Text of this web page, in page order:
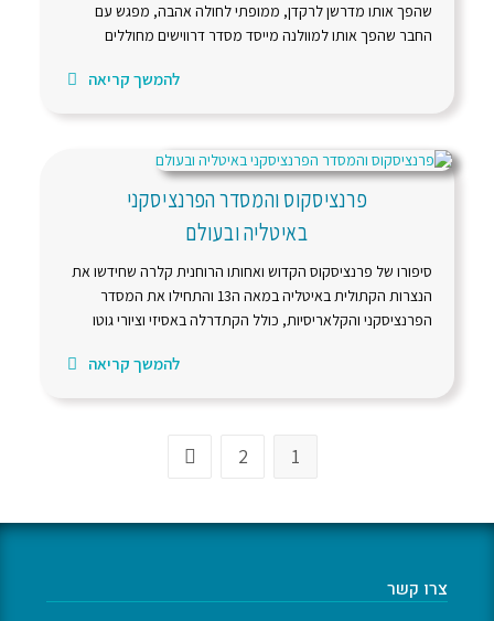
שהפך אותו מדרשן לרקדן, ממופתי לחולה אהבה, מפגש עם
החבר שהפך אותו למוולנה מייסד מסדר דרווישים מחוללים
להמשך קריאה
פרנציסקוס והמסדר הפרנציסקני
באיטליה ובעולם
סיפורו של פרנציסקוס הקדוש ואחותו הרוחנית קלרה שחידשו את
הנצרות הקתולית באיטליה במאה ה13 והתחילו את המסדר
הפרנציסקני והקלאריסיות, כולל הקתדרלה באסיזי וציורי גוטו
להמשך קריאה
צרו קשר